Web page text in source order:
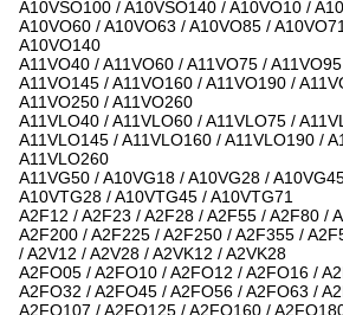
A10VSO100 / A10VSO140 / A10VO10 /
A10VO60 / A10VO63 / A10VO85 /
A10VO140
A11VO40 / A11VO60 / A11VO75 /
A11VO145 / A11VO160 / A11VO190 /
A11VO250 / A11VO260
A11VLO40 / A11VLO60 / A11VLO75 /
A11VLO145 / A11VLO160 / A11VLO190 /
A11VLO260
A11VG50 / A10VG18 / A10VG28 /
A10VTG28 / A10VTG45 / A10VTG71
A2F12 / A2F23 / A2F28 / A2F55 / A2F80 /
A2F200 / A2F225 / A2F250 / A2F355 /
/ A2V12 / A2V28 / A2VK12 / A2VK28
A2FO05 / A2FO10 / A2FO12 / A2FO16 /
A2FO32 / A2FO45 / A2FO56 / A2FO63 /
A2FO107 / A2FO125 / A2FO160 /